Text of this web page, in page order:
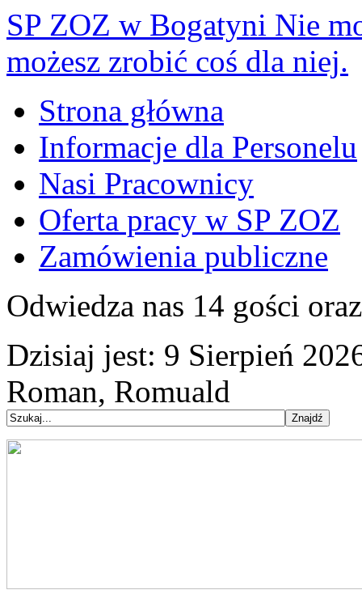
SP ZOZ w Bogatyni Nie
możesz zrobić coś dla niej.
Strona główna
Informacje dla Personelu
Nasi Pracownicy
Oferta pracy w SP ZOZ
Zamówienia publiczne
Odwiedza nas 14 gości
Dzisiaj jest: 9 Sierpień
Roman, Romuald